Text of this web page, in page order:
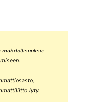
mahdollisuuksia
Jyty.